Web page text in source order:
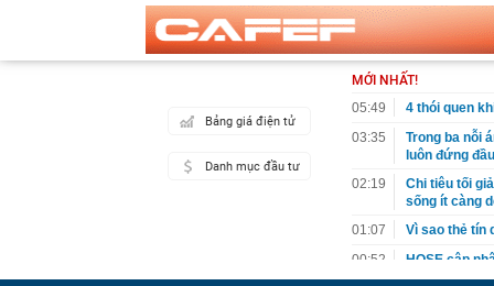
Bảng giá điện tử
Danh mục đầu tư
MỚI NHẤT!
05:49
4 thói quen
03:35
Trong ba nỗi
luôn đứng
02:19
Chi tiêu tối
sống ít càng
01:07
Vì sao thẻ tín
00:52
HOSE cập
DGC, DMX...